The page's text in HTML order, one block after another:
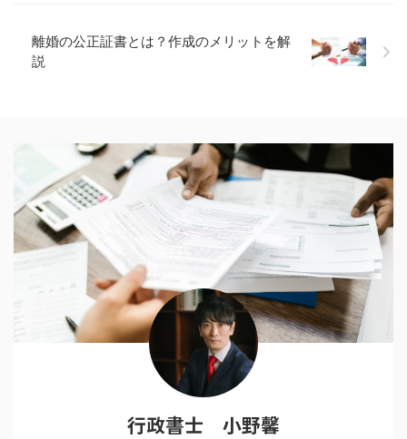
離婚の公正証書とは？作成のメリットを解
説
行政書士 小野馨